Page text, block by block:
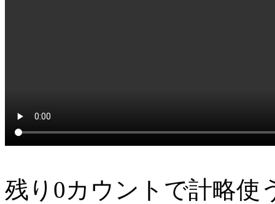
残り0カウントで計略使